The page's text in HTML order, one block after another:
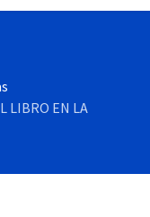
LIBRO EN LA